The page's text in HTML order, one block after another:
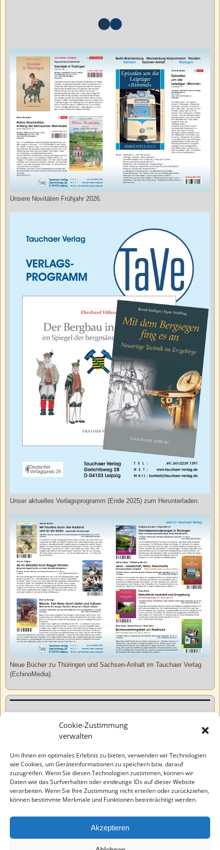
Cookie-Zustimmung
verwalten
Um Ihnen ein optimales Erlebnis zu bieten, verwenden wir Technologien
wie Cookies, um Geräteinformationen zu speichern bzw. darauf
zuzugreifen. Wenn Sie diesen Technologien zustimmen, können wir
Daten wie das Surfverhalten oder eindeutige IDs auf dieser Website
verarbeiten. Wenn Sie Ihre Zustimmung nicht erteilen oder zurückziehen,
können bestimmte Merkmale und Funktionen beeinträchtigt werden.
Akzeptieren
Unsere Novitäten Frühjahr 2026.
Unser aktuelles Verlagsprogramm (Ende 2025) zum Herunterladen.
Neue Bücher zu Thüringen und Sachsen-Anhalt im Tauchaer Verlag
(EchinoMedia).
Varia